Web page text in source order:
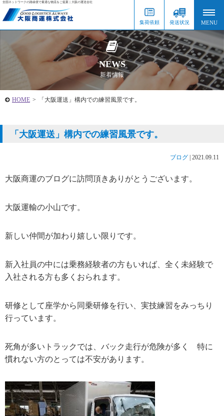
全国ネットワークの路線便で最適な物流をご提案｜大阪の運送会社
集荷依頼 発送状況
NEWS
新着情報
HOME > 「大阪運送」構内での練習風景です。
「大阪運送」構内での練習風景です。
ブログ 2021.09.11
大阪商運のブログに訪問頂きありがとうございます。
大阪運輸の小山です。
新しい仲間が加わり嬉しい限りです。
新入社員の中には乗務経験者の方もいれば、全く未経験で
入社される方も多くおられます。
研修として座学から同乗研修を行い、実技練習をみっちり
行っています。
死角が多いトラックでは、バック走行が危険が多く 特に
慣れない方のとっては不安があります。